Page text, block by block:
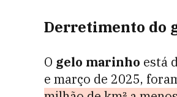
Derretimento do
O gelo marinho está
e março de 2025,